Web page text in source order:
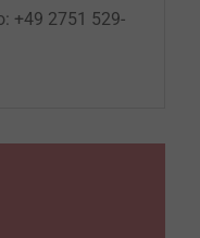
+49 2751 529-